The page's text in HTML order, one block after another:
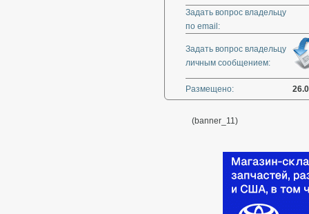
Задать вопрос владельцу
по email:
Задать вопрос владельцу
личным сообщением:
Размещено:
(banner_11)